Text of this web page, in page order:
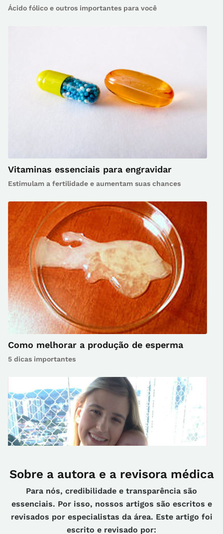
Ácido fólico e outros importantes para você
Vitaminas essenciais para engravidar
Estimulam a fertilidade e aumentam suas chances
Como melhorar a produção de esperma
5 dicas importantes
Como consegui engravidar após meses de
Sobre a autora e a revisora médica
Para nós, credibilidade e transparência são
essenciais. Por isso, nossos artigos são escritos e
revisados por especialistas da área. Este artigo foi
escrito e revisado por: